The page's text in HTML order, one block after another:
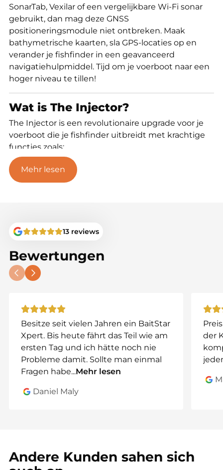
SonarTab, Vexilar of een vergelijkbare Wi-Fi sonar
gebruikt, dan mag deze GNSS
positioneringsmodule niet ontbreken. Maak
bathymetrische kaarten, sla GPS-locaties op en
verander je fishfinder in een geavanceerd
navigatiehulpmiddel. Tijd om je voerboot naar een
hoger niveau te tillen!
Wat is The Injector?
The Injector is een revolutionaire upgrade voor je
voerboot die je fishfinder uitbreidt met krachtige
functies zoals:
✔Live Mapping via Navionics SonarChart™:
Maak gedetailleerde onderwaterkaarten (alleen
met Raymarine).
✔Volledige Compatibiliteit:
ultieme controle en precisie.
Waarom Kies je voor The
Kaarten Maken:
time bathymetrische kaarten (met Raymarine).
Markeer Je Stekken:Sla eenvoudig visplekken
op en navigeer er later handmatig naar.
Combineer Functionaliteiten:Navionics en de
Baitboat App werken naadloos samen.
Alleen The Injector is officieel
ondersteund door Navionics en de Baitboat
Functie Details
Mehr lesen
13 reviews
Bewertungen
Besitze seit vielen Jahren ein BaitStar
Xpert. Bis heute fährt das Teil wie am
ersten Tag und ich hätte noch nie
Probleme damit. Sollte man einmal
Fragen habe...Mehr lesen
Daniel Maly
der
Andere Kunden sahen sich